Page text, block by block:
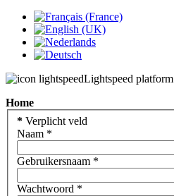
Lightspeed platform
Home
* Verplicht veld
Naam *
Gebruikersnaam *
Wachtwoord *